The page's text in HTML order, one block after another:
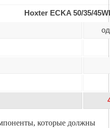
Hoxter ECKA 50/35/
которые должны